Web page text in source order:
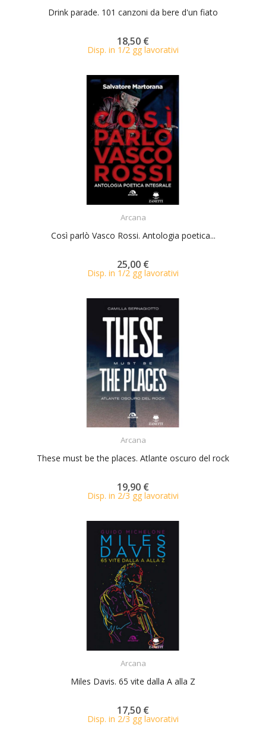
Drink parade. 101 canzoni da bere d'un fiato
18,50 €
Disp. in 1/2 gg lavorativi
Arcana
Così parlò Vasco Rossi. Antologia poetica...
25,00 €
Disp. in 1/2 gg lavorativi
Arcana
These must be the places. Atlante oscuro del rock
19,90 €
Disp. in 2/3 gg lavorativi
Arcana
Miles Davis. 65 vite dalla A alla Z
17,50 €
Disp. in 2/3 gg lavorativi